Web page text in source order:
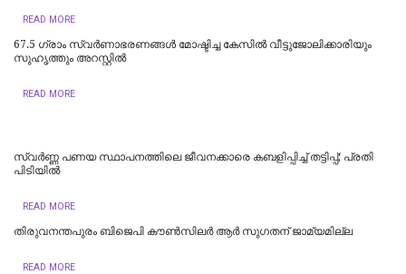
READ MORE
67.5 ഗ്രാം സ്വർണാഭരണങ്ങൾ മോഷ്ടിച്ച കേസിൽ വീട്ടുജോലിക്കാരിയും
സുഹൃത്തും അറസ്റ്റിൽ
READ MORE
സ്വർണ്ണ പണയ സ്ഥാപനത്തിലെ ജീവനക്കാരെ കബളിപ്പിച്ച് തട്ടിപ്പ്; പ്രതി
പിടിയില്‍
READ MORE
തിരുവനന്തപുരം ബിജെപി കൗൺസിലർ ആർ സുഗതന് ജാമ്യമില്ല
READ MORE